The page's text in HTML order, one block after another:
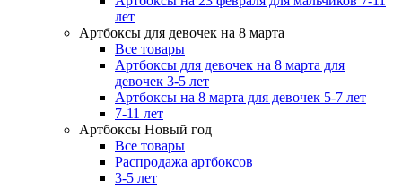
лет
Артбоксы для девочек на 8 марта
Все товары
Артбоксы для девочек на 8 марта для
девочек 3-5 лет
Артбоксы на 8 марта для девочек 5-7 лет
7-11 лет
Артбоксы Новый год
Все товары
Распродажа артбоксов
3-5 лет